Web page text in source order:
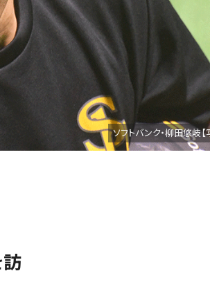
ソフトバンク・柳田悠岐